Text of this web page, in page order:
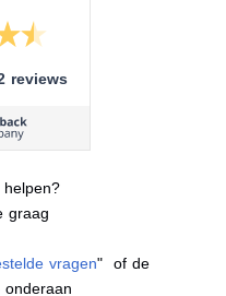
reviews
helpen?
graag
vragen" of de
onderaan